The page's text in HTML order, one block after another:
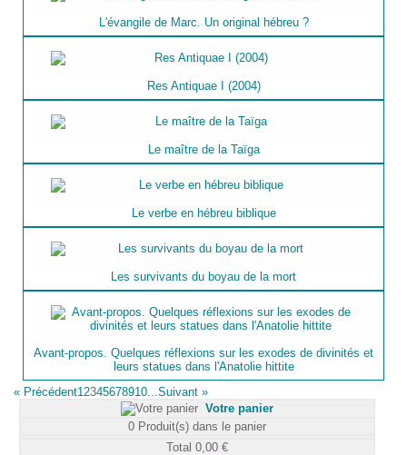
L'évangile de Marc. Un original hébreu ?
Res Antiquae I (2004)
Le maître de la Taïga
Le verbe en hébreu biblique
Les survivants du boyau de la mort
Avant-propos. Quelques réflexions sur les exodes de divinités et
leurs statues dans l'Anatolie hittite
« Précédent12345678910...Suivant »
Votre panier
0 Produit(s) dans le panier
Total 0,00 €